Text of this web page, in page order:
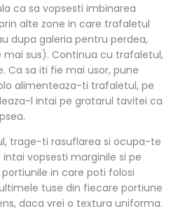
ca sa vopsesti imbinarea
alte zone in care trafaletul
dupa galeria pentru perdea,
sus). Continua cu trafaletul,
Ca sa iti fie mai usor, pune
alimenteaza-ti trafaletul, pe
l intai pe gratarul tavitei ca
trage-ti rasuflarea si ocupa-te
vopsesti marginile si pe
in care poti folosi
tuse din fiecare portiune
daca vrei o textura uniforma.